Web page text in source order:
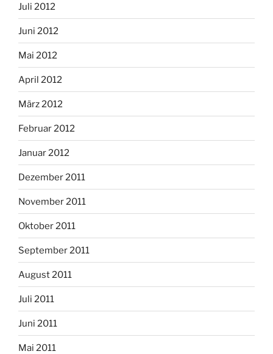
Juli 2012
Juni 2012
Mai 2012
April 2012
März 2012
Februar 2012
Januar 2012
Dezember 2011
November 2011
Oktober 2011
September 2011
August 2011
Juli 2011
Juni 2011
Mai 2011